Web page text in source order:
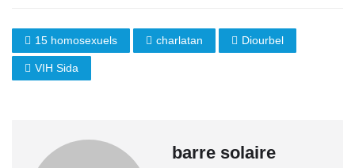
15 homosexuels charlatan Diourbel
VIH Sida
barre solaire